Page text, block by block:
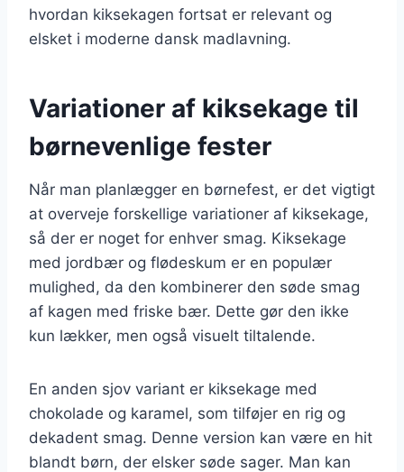
hvordan kiksekagen fortsat er relevant og
elsket i moderne dansk madlavning.
Variationer af kiksekage til
børnevenlige fester
Når man planlægger en børnefest, er det vigtigt
at overveje forskellige variationer af kiksekage,
så der er noget for enhver smag. Kiksekage
med jordbær og flødeskum er en populær
mulighed, da den kombinerer den søde smag
af kagen med friske bær. Dette gør den ikke
kun lækker, men også visuelt tiltalende.
En anden sjov variant er kiksekage med
chokolade og karamel, som tilføjer en rig og
dekadent smag. Denne version kan være en hit
blandt børn, der elsker søde sager. Man kan